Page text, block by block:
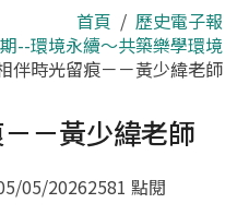
首頁
歷史電子報
--環境永續～共築樂學環境
伴時光留痕－－黃少緯老師
－黃少緯老師
05/20262581 點閱